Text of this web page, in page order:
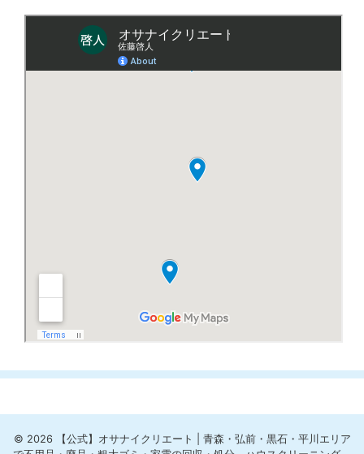
© 2026 【公式】オサナイクリエート | 青森・弘前・黒石・平川エリア